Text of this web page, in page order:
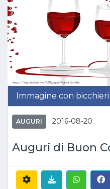
Immagine con
AUGURI 2016-08-20
Auguri di Buon